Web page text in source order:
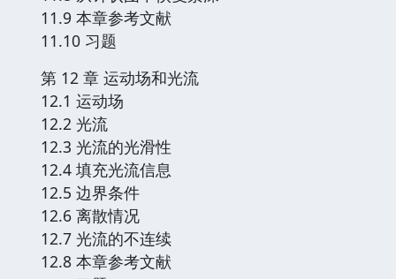
11.9 本章参考文献
11.10 习题
第 12 章 运动场和光流
12.1 运动场
12.2 光流
12.3 光流的光滑性
12.4 填充光流信息
12.5 边界条件
12.6 离散情况
12.7 光流的不连续
12.8 本章参考文献